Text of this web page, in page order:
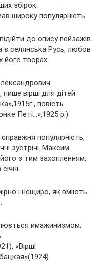
збірок
широку популярність.
до опису пейзажів.
є селянська Русь, любов
його творах.
вірші для дітей
повість
Петі…»,1925 р.).
популярність,
зустрічі. Максим
з тим захопленням,
і нещиро, як вміють
имажинизмом,
«Вірші